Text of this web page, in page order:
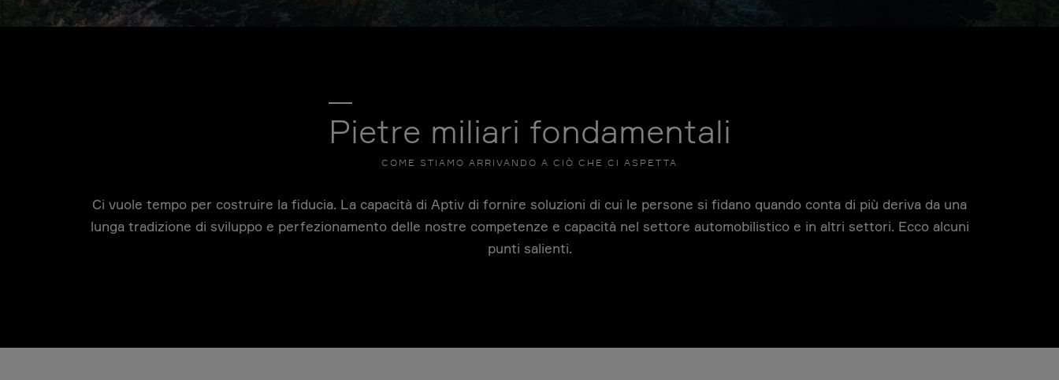
Pietre miliari fondamentali
COME STIAMO ARRIVANDO A CIÒ CHE CI ASPETTA
Ci vuole tempo per costruire la fiducia. La capacità di Aptiv di fornire soluzioni di cui le persone si fidano quando conta di più deriva da una
lunga tradizione di sviluppo e perfezionamento delle nostre competenze e capacità nel settore automobilistico e in altri settori. Ecco alcuni
punti salienti.